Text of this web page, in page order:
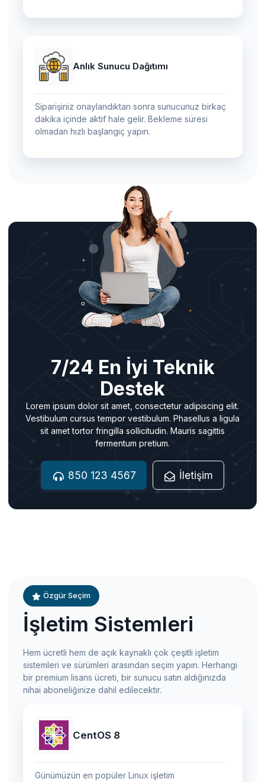
Anlık Sunucu Dağıtımı
Siparişiniz onaylandıktan sonra sunucunuz birkaç
dakika içinde aktif hale gelir. Bekleme süresi
olmadan hızlı başlangıç yapın.
7/24 En İyi Teknik
Destek
Lorem ipsum dolor sit amet, consectetur adipiscing elit.
Vestibulum cursus tempor vestibulum. Phasellus a ligula
sit amet tortor fringilla sollicitudin. Mauris sagittis
fermentum pretium.
850 123 4567 İletişim
Özgür Seçim
İşletim Sistemleri
Hem ücretli hem de açık kaynaklı çok çeşitli işletim
sistemleri ve sürümleri arasından seçim yapın. Herhangi
bir premium lisans ücreti, bir sunucu satın aldığınızda
nihai aboneliğinize dahil edilecektir.
CentOS 8
Günümüzün en popüler Linux işletim